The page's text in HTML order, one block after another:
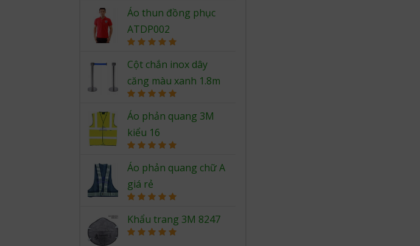
out of 5
Áo thun đồng phục
ATDP002
out of 5
Cột chắn inox dây
căng màu xanh 1.8m
out of 5
Áo phản quang 3M
kiểu 16
out of 5
Áo phản quang chữ A
giá rẻ
out of 5
Khẩu trang 3M 8247